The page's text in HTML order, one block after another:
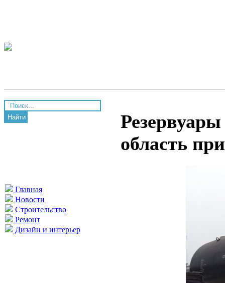
Найти
Главная
Новости
Строительство
Ремонт
Дизайн и интерьер
область